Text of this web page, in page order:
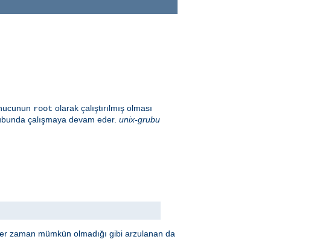
root olarak çalıştırılmış olması
çalışmaya devam eder. unix-grubu
zaman mümkün olmadığı gibi arzulanan da